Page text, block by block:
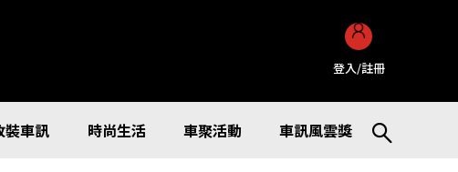
登入/註冊
車訊 時尚生活 車聚活動 車訊風雲獎